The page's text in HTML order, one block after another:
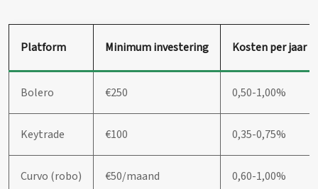
Platform Minimum investering Kosten per jaar
Bolero €250 0,50-1,00%
Keytrade €100 0,35-0,75%
Curvo (robo) €50/maand 0,60-1,00%